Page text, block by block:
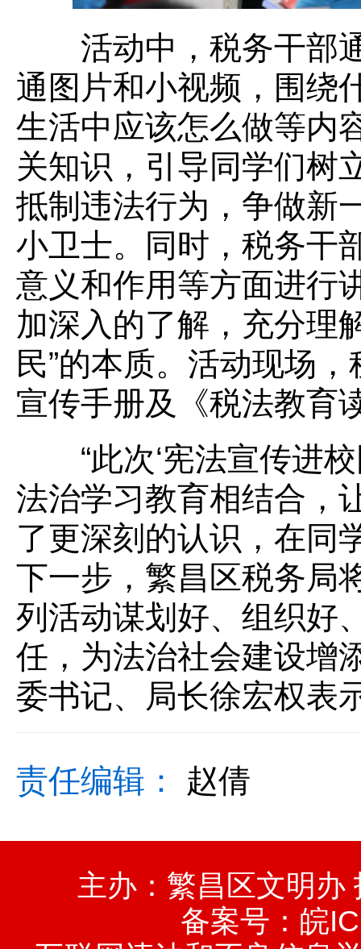
活动中，税务干部通
通图片和小视频，围绕
生活中应该怎么做等内
关知识，引导同学们树
抵制违法行为，争做新
小卫士。同时，税务干
意义和作用等方面进行
加深入的了解，充分理
民”的本质。活动现场
宣传手册及《税法教育
“此次‘宪法宣传进校
法治学习教育相结合，
了更深刻的认识，在同
下一步，繁昌区税务局
列活动谋划好、组织好
任，为法治社会建设增
委书记、局长徐宏权表
责任编辑： 赵倩
主办：繁昌区文明办
备案号： 皖